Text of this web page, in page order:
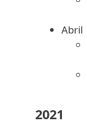
Abril
2021